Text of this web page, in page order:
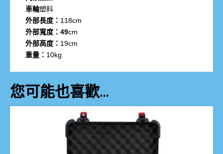
車輪塑料
外部長度： 118cm
外部寬度：49cm
外部高度： 19cm
重量： 10kg
您可能也喜歡…